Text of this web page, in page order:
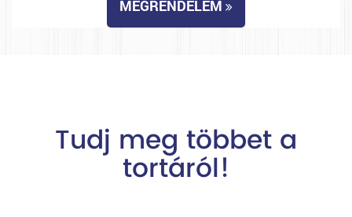
MEGRENDELEM
Tudj meg többet a
tortáról!